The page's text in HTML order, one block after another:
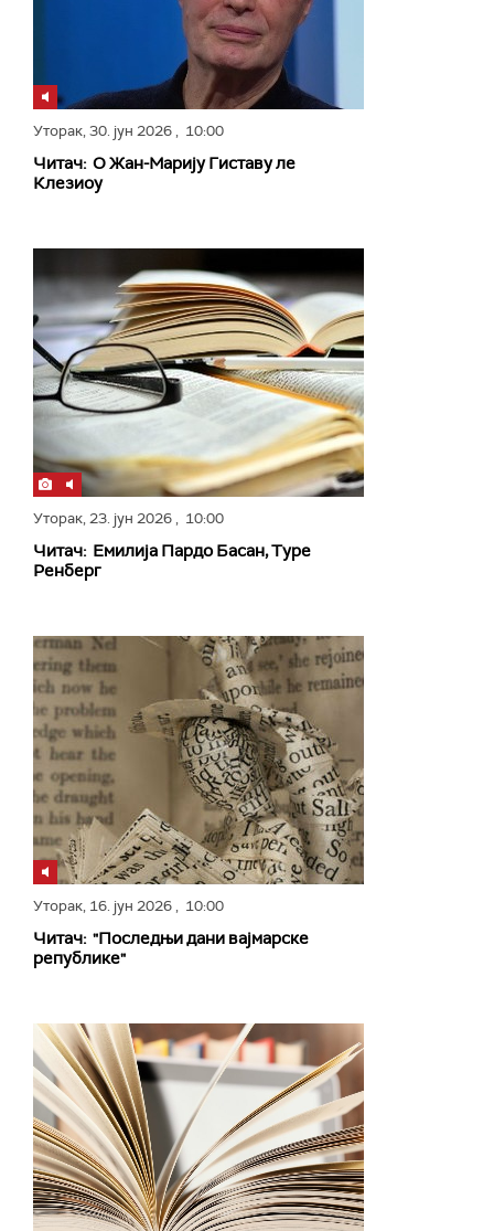
Уторак,30. јун 2026, 10:00
Читач: О Жан-Марију Гиставу ле
Клезиоу
Уторак,23. јун 2026, 10:00
Читач: Емилија Пардо Басан, Туре
Ренберг
Уторак, 16. јун 2026, 10:00
Читач: "Последњи дани вајмарске
републике"